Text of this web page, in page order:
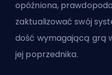
opóźniona,
zaktualizować swój
dość wymagającą grą
jej poprzednika.